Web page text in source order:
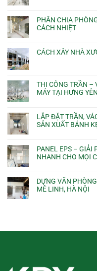
PHÂN CHIA
CÁCH NHIỆT
CÁCH XÂY NHÀ
THI CÔNG TRẦN –
MÁY TẠI HƯNG YÊN
LẮP ĐẶT TRẦN,
SẢN XUẤT BÁNH
PANEL EPS – GIẢI
NHANH CHO MỌI
DỰNG VĂN
MÊ LINH, HÀ NỘI